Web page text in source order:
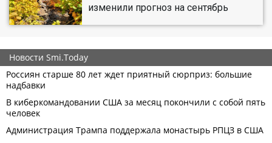
изменили прогноз на сентябрь